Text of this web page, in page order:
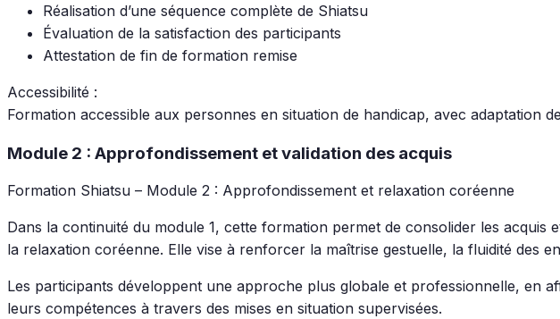
Réalisation d’une séquence complète de Shiatsu
Évaluation de la satisfaction des participants
Attestation de fin de formation remise
Accessibilité :
Formation accessible aux personnes en situation de handicap, avec adaptation
Module 2 : Approfondissement et validation des acquis
Formation Shiatsu – Module 2 : Approfondissement et relaxation coréenne
Dans la continuité du module 1, cette formation permet de consolider les acquis
la relaxation coréenne. Elle vise à renforcer la maîtrise gestuelle, la fluidité des
Les participants développent une approche plus globale et professionnelle, en
leurs compétences à travers des mises en situation supervisées.